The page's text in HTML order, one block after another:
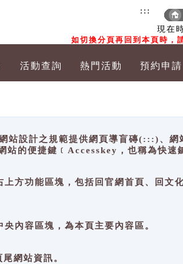
現在
如切換分頁再回到本頁時，
:::
活動查詢 熱門活動 預約申請
站設計之規範提供網頁導盲磚(:::)、
的便捷鍵﹝Accesskey，也稱為快速
功能區塊，包括回官網首頁、回文化
容區塊，為本頁主要內容區。
網站資訊。